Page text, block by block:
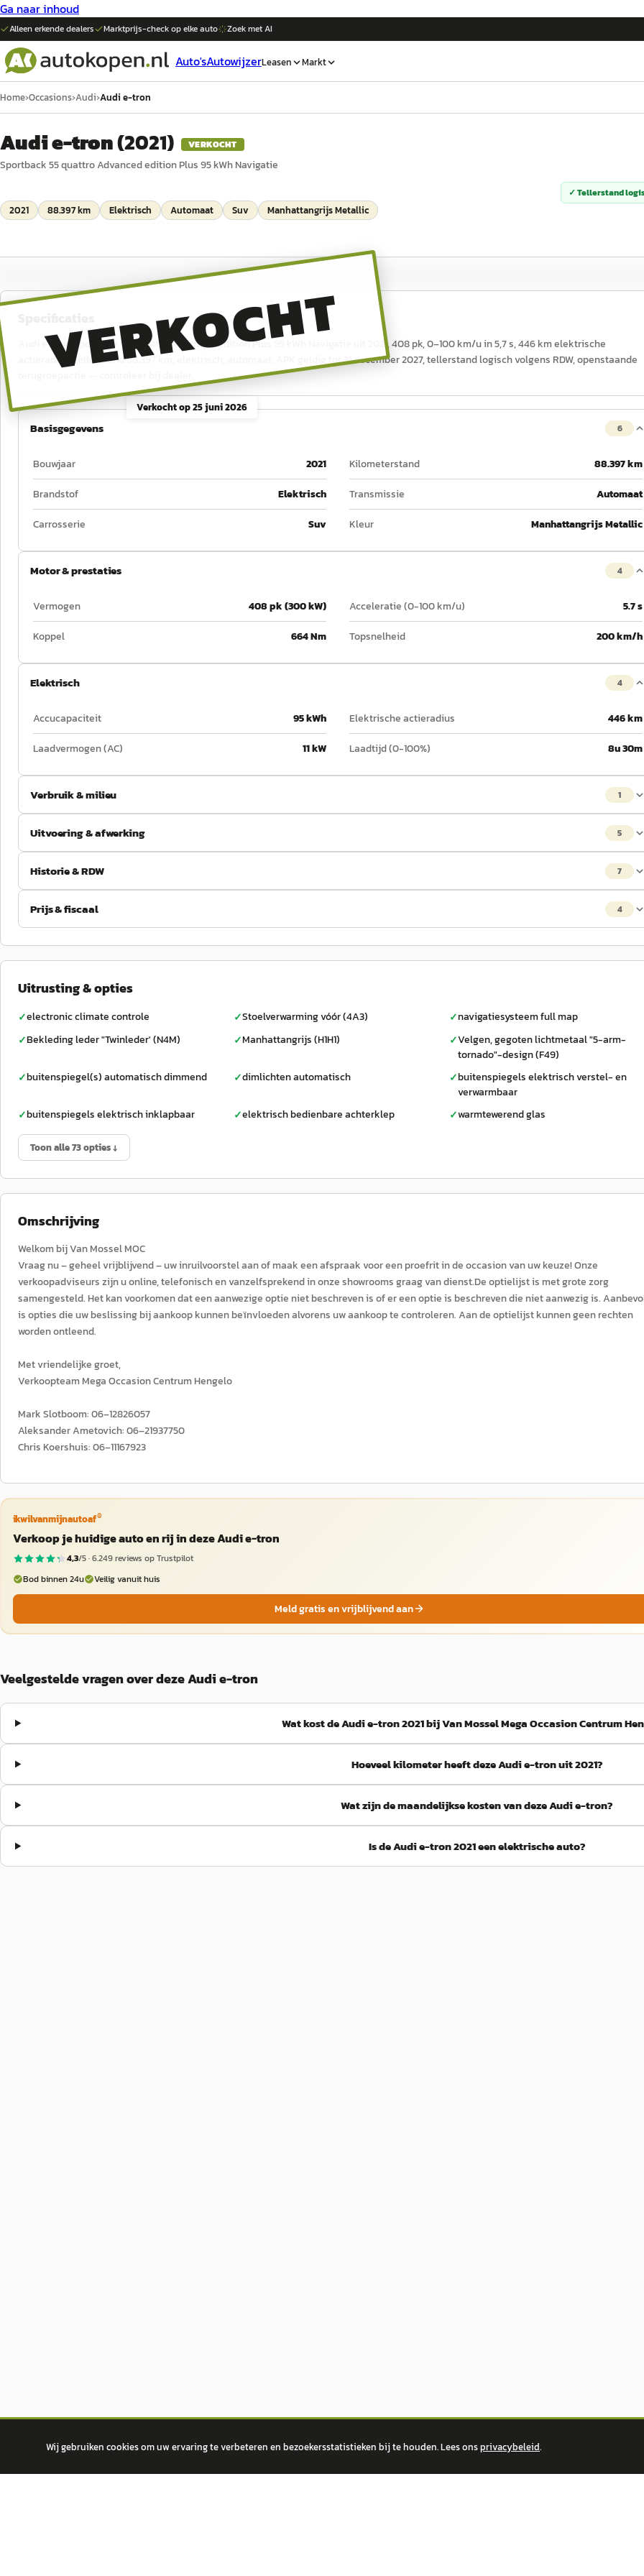
Ga naar inhoud
Alleen erkende dealers Marktprijs-check op elkeauto Zoek met AI
Auto'sAutowijzerLeasen Markt
Home›Occasions›Audi›Audi e-tron
Audi e-tron(2021) VERKOCHT
Sportback 55 quattro Advanced edition Plus 95 kWh Navigatie
✓ Tellerstand
2021 88.397 km Elektrisch Automaat Suv Manhattangrijs Metallic
VERKOCHT
Verkocht op25 juni 2026
Audi e-tron Sportback 55 quattro Advanced edition Plus 95 kWh Navigatie uit 2021, 408 pk, 0–100 km/u in 5,7 s, 446 km elektrische
actieradius, tellerstand 88.397 km, elektrisch, automaat. APK geldig tot 31 december 2027, tellerstand logisch volgens RDW, openstaande
Basisgegevens 6
Bouwjaar 2021 Kilometerstand
88.397 km
Brandstof
Elektrisch Transmissie
Automaat
Carrosserie
Suv Kleur Manhattangrijs Metallic
Motor & prestaties 4
Vermogen 408 pk (300 kW) Acceleratie (0-100 km/u)
5.7 s
Koppel
664 Nm Topsnelheid 200 km/h
Elektrisch 4
Accucapaciteit 95 kWh Elektrische actieradius
446 km
Laadvermogen (AC)
11 kW Laadtijd (0-100%) 8u 30m
Verbruik & milieu 1
Uitvoering & afwerking 5
Historie & RDW 7
Prijs & fiscaal 4
Uitrusting & opties
✓electronic climate controle ✓Stoelverwarming vóór (4A3) ✓navigatiesysteem full map
✓Bekleding leder "Twinleder' (N4M) ✓Manhattangrijs (H1H1) ✓Velgen, gegoten lichtmetaal "5-arm-
tornado"-design (F49)
✓buitenspiegel(s) automatisch dimmend ✓dimlichten automatisch ✓buitenspiegels elektrisch verstel- en
verwarmbaar
✓buitenspiegels elektrisch inklapbaar ✓elektrisch bedienbare achterklep ✓warmtewerend glas
Toon alle 73 opties ↓
Omschrijving
Welkom bij Van Mossel MOC
Vraag nu – geheel vrijblijvend – uw inruilvoorstel aan of maak een afspraak voor een proefrit in de occasion van uw keuze! Onze
verkoopadviseurs zijn u online, telefonisch en vanzelfsprekend in onze showrooms graag van dienst.De optielijst is met grote zorg
samengesteld. Het kan voorkomen dat een aanwezige optie niet beschreven is of er een optie is beschreven die niet aanwezig is.
is opties die uw beslissing bij aankoop kunnen beïnvloeden alvorens uw aankoop te controleren. Aan de optielijst kunnen geen rechten
worden ontleend.
Met vriendelijke groet,
Verkoopteam Mega Occasion Centrum Hengelo
Mark Slotboom: 06–12826057
Aleksander Ametovich: 06–21937750
Chris Koershuis: 06–11167923
ikwilvanmijnautoaf®
Verkoop je huidige auto en rij in deze Audi e-tron
4,3/5 ·6.249reviews op Trustpilot
Bod binnen 24u
Veilig vanuit huis
Meld gratis en vrijblijvend aan
Veelgestelde vragen over deze Audi e-tron
Wat kost de Audi e-tron 2021 bij Van Mossel Mega Occasion Centrum
Hoeveel kilometer heeft deze Audi e-tron uit 2021?
Wat zijn de maandelijkse kosten van deze Audi e-tron?
Is de Audi e-tron 2021 een elektrische auto?
Wij gebruiken cookies om uw ervaring te verbeteren en bezoekersstatistieken bij te houden. Lees onsprivacybeleid.